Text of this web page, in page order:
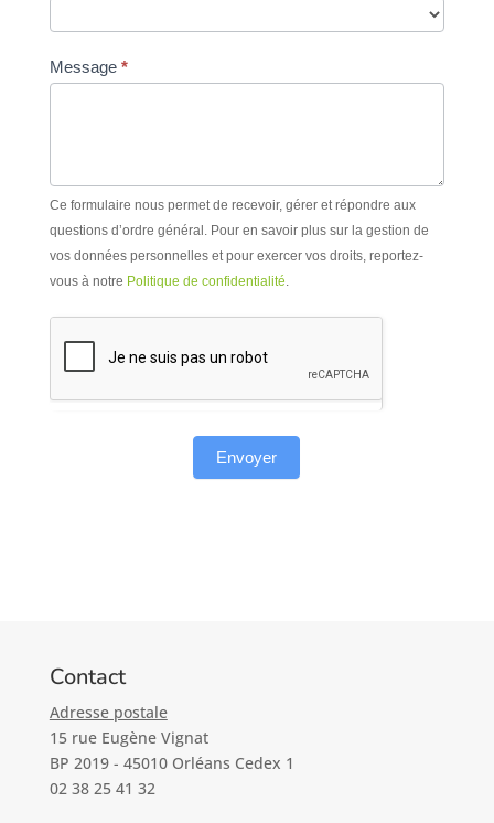
Message *
Ce formulaire nous permet de recevoir, gérer et répondre aux
questions d’ordre général. Pour en savoir plus sur la gestion de
vos données personnelles et pour exercer vos droits, reportez-
vous à notre Politique de confidentialité.
Envoyer
Contact
Adresse postale
15 rue Eugène Vignat
BP 2019 - 45010 Orléans Cedex 1
02 38 25 41 32